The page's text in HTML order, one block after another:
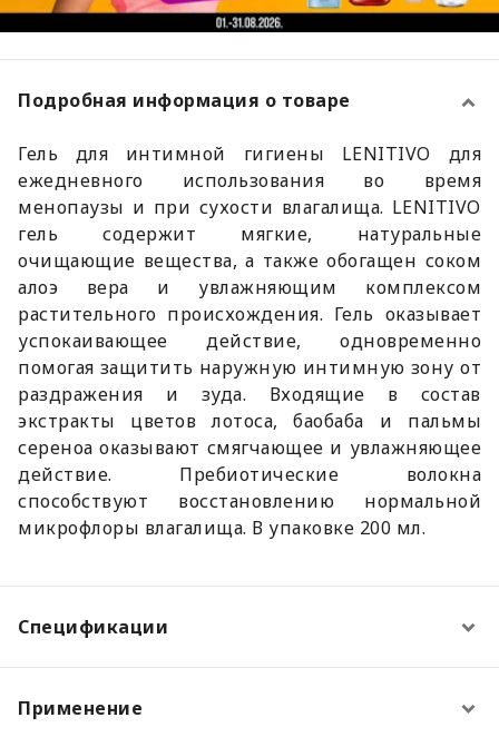
Подробная информация о товаре
Гель для интимной гигиены LENITIVO для
ежедневного использования во время
менопаузы и при сухости влагалища. LENITIVO
гель содержит мягкие, натуральные
очищающие вещества, а также обогащен соком
алоэ вера и увлажняющим комплексом
растительного происхождения. Гель оказывает
успокаивающее действие, одновременно
помогая защитить наружную интимную зону от
раздражения и зуда. Входящие в состав
экстракты цветов лотоса, баобаба и пальмы
сереноа оказывают смягчающее и увлажняющее
действие. Пребиотические волокна
способствуют восстановлению нормальной
микрофлоры влагалища. В упаковке 200 мл.
Спецификации
Применение